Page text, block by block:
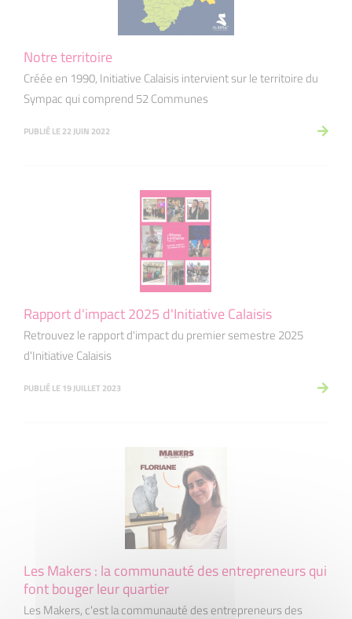
Notre territoire
Créée en 1990, Initiative Calaisis intervient sur le territoire du
Sympac qui comprend 52 Communes
PUBLIÉ LE 22 JUIN 2022
Rapport d'impact 2025 d'Initiative Calaisis
Retrouvez le rapport d'impact du premier semestre 2025
d'Initiative Calaisis
PUBLIÉ LE 19 JUILLET 2023
Les Makers : la communauté des entrepreneurs qui
font bouger leur quartier
Les Makers, c'est la communauté des entrepreneurs des